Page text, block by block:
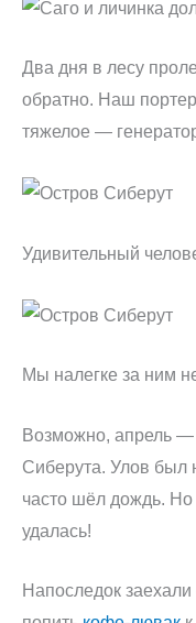
Два дня в лесу
обратно. Наш
тяжелое —
Удивительный
Мы налегке за ним
Возможно, апрель
Сиберута. Улов был
часто шёл дождь.
удалась!
Напоследок